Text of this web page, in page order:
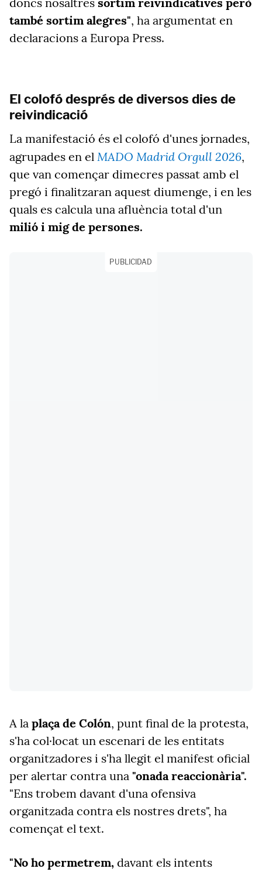
també sortim alegres", ha argumentat en
declaracions a Europa Press.
El colofó després de diversos dies de
reivindicació
La manifestació és el colofó d'unes jornades,
agrupades en el MADO Madrid Orgull 2026,
que van començar dimecres passat amb el
pregó i finalitzaran aquest diumenge, i en les
quals es calcula una afluència total d'un
milió i mig de persones.
PUBLICIDAD
A la plaça de Colón, punt final de la protesta,
s'ha col·locat un escenari de les entitats
organitzadores i s'ha llegit el manifest oficial
per alertar contra una "onada reaccionària".
"Ens trobem davant d'una ofensiva
organitzada contra els nostres drets", ha
començat el text.
"No ho permetrem, davant els intents